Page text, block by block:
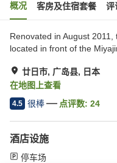
概况 客房及住宿套餐 评
Renovated in August
located in front of the
廿日市, 广岛县, 日本
在地图上查看
4.5 很棒 点评数: 24
酒店设施
停车场